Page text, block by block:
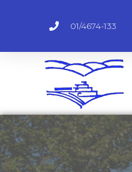
01/4674-133